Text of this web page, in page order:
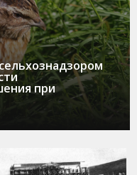
при